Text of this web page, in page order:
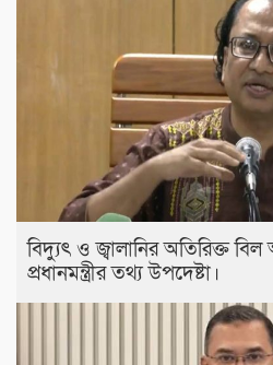
বিদ্যুৎ ও জ্বালানির অতিরিক্ত
প্রধানমন্ত্রীর তথ্য উপদেষ্টা।